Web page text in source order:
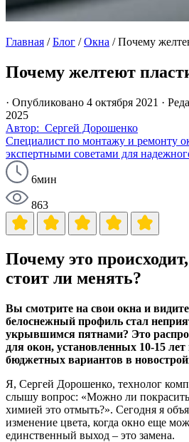
Главная /Блог /Окна /Почему
Почему желтеют
· Опубликовано 4 октября 2021 ·
2025
Автор: Сергей Дорошенко
Специалист по монтажу и ремонту
экспертными советами для
6мин
863
Почему это
стоит ли менять?
Вы смотрите на свои окна и
белоснежный профиль стал
укрывшимся пятнами? Это
для окон, установленных 10-15 лет
бюджетных вариантов в
Я, Сергей Дорошенко, технолог
слышу вопрос: «Можно ли
химией это отмыть?». Сегодня я
изменение цвета, когда окно еще
единственный выход – это замена.